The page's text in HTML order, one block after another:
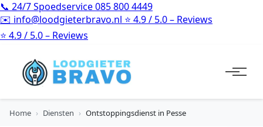
📞 24/7 Spoedservice085 800 4449
✉️ info@loodgieterbravo.nl ⭐ 4.9 / 5.0 – Reviews
⭐ 4.9 / 5.0 – Reviews
Home › Diensten › Ontstoppingsdienst in Pesse